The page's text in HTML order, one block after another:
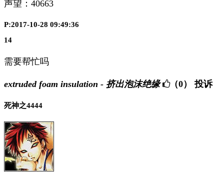
声望： 40663
P:2017-10-28 09:49:36
14
需要帮忙吗
extruded foam insulation - 挤出泡沫绝缘 （0） 投诉
死神之4444